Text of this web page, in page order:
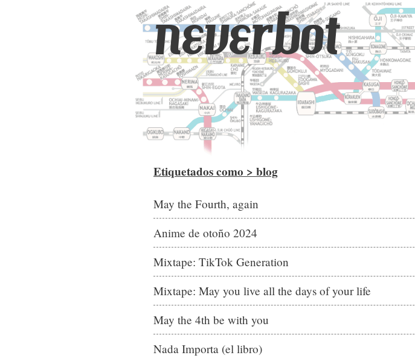
neverbot
Etiquetados como > blog
May the Fourth, again
Anime de otoño 2024
Mixtape: TikTok Generation
Mixtape: May you live all the days of your life
May the 4th be with you
Nada Importa (el libro)